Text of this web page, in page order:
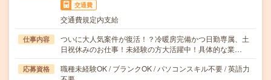
交通費
交通費規定内支給
仕事内容
ついに大人気案件が復活！？冷暖房完備かつ日勤専属、土
日祝休みのお仕事！未経験の方大活躍中！具体的な業…
応募資格
職種未経験OK / ブランクOK / パソコンスキル不要 / 英語力